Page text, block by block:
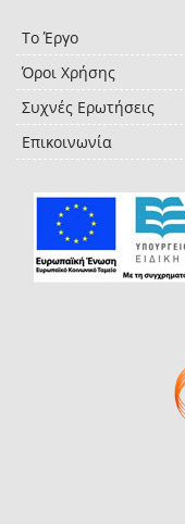
Το Έργο
Όροι Χρήσης
Συχνές Ερωτήσεις
Επικοινωνία